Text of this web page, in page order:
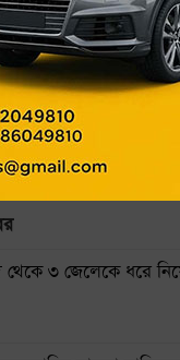
৬ সিনেমা
জাদুঘর: প্রথম দিনেই
পূর্বাভাস
আবারও কমলো স্বর্ণের দাম
ট্রেন চলাচল বন্ধ
বন্দুক হামলায় নিহত
থেকে অগ্নিকাণ্ডে একই
৩ জেলেকে ধরে